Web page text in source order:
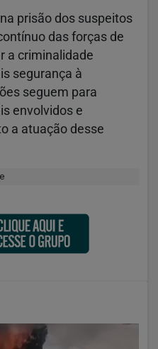
prisão dos suspeitos
das forças de
a criminalidade
segurança à
seguem para
envolvidos e
a atuação desse